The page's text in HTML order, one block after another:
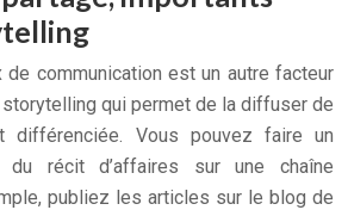
de communication est un autre facteur
qui permet de la diffuser de
différenciée. Vous pouvez faire un
du récit d’affaires sur une chaîne
publiez les articles sur le blog de